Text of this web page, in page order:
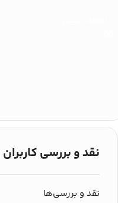
نقد و بررسی کاربران
نقد و بررسی‌ها